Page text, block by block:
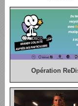
Opération